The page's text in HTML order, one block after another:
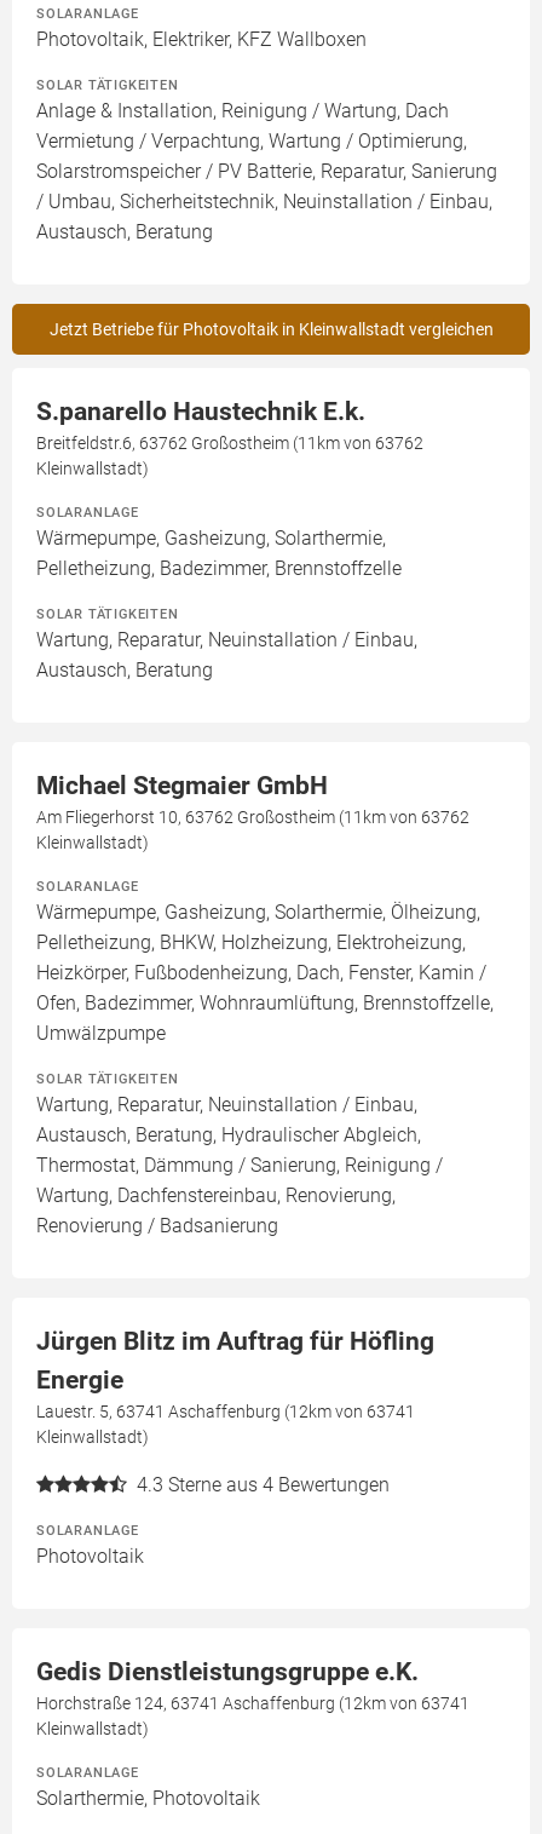
SOLARANLAGE
Photovoltaik, Elektriker, KFZ Wallboxen
SOLAR TÄTIGKEITEN
Anlage & Installation, Reinigung / Wartung, Dach
Vermietung / Verpachtung, Wartung / Optimierung,
Solarstromspeicher / PV Batterie, Reparatur, Sanierung
/ Umbau, Sicherheitstechnik, Neuinstallation / Einbau,
Austausch, Beratung
Jetzt Betriebe für Photovoltaik in Kleinwallstadt vergleichen
S.panarello Haustechnik E.k.
Breitfeldstr.6, 63762 Großostheim (11km von 63762
Kleinwallstadt)
SOLARANLAGE
Wärmepumpe, Gasheizung, Solarthermie,
Pelletheizung, Badezimmer, Brennstoffzelle
SOLAR TÄTIGKEITEN
Wartung, Reparatur, Neuinstallation / Einbau,
Austausch, Beratung
Michael Stegmaier GmbH
Am Fliegerhorst 10, 63762 Großostheim (11km von 63762
Kleinwallstadt)
SOLARANLAGE
Wärmepumpe, Gasheizung, Solarthermie, Ölheizung,
Pelletheizung, BHKW, Holzheizung, Elektroheizung,
Heizkörper, Fußbodenheizung, Dach, Fenster, Kamin /
Ofen, Badezimmer, Wohnraumlüftung, Brennstoffzelle,
Umwälzpumpe
SOLAR TÄTIGKEITEN
Wartung, Reparatur, Neuinstallation / Einbau,
Austausch, Beratung, Hydraulischer Abgleich,
Thermostat, Dämmung / Sanierung, Reinigung /
Wartung, Dachfenstereinbau, Renovierung,
Renovierung / Badsanierung
Jürgen Blitz im Auftrag für Höfling
Energie
Lauestr. 5, 63741 Aschaffenburg (12km von 63741
Kleinwallstadt)
4.3 Sterne aus 4 Bewertungen
SOLARANLAGE
Photovoltaik
Gedis Dienstleistungsgruppe e.K.
Horchstraße 124, 63741 Aschaffenburg (12km von 63741
Kleinwallstadt)
SOLARANLAGE
Solarthermie, Photovoltaik